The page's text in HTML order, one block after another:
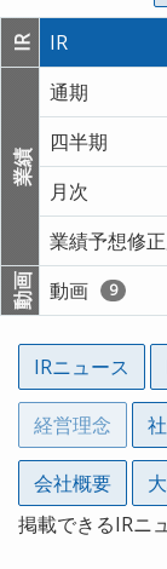
IR IR
業績
通期
四半期
月次
業績予想修
動画 動画 9
IRニュース
経営理念
会社概要
掲載できるIRニ